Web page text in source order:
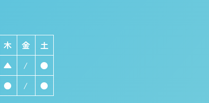
木 金
土
▲ /
●
● / ●